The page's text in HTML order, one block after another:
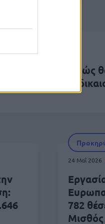
Πνεύματος: Πώς
εργαζόμενοι - Τι
24 Μαΐ 2026
782